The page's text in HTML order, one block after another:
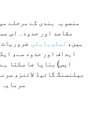
منصوبہ بندی کے مرحلے
مقاصد اور حدود۔ اس
ہیں، لیکویڈیٹی
اہداف اور حدود سے،
ایس) بنایا جا سکتا
بیلنسنگ گائیڈ لائنز،
سرمایہ